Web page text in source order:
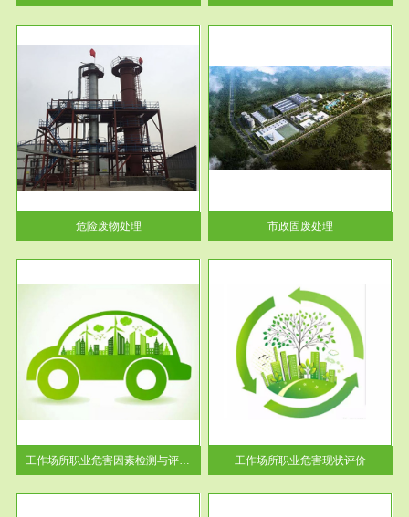
危险废物处理
服务范围
市政固废处理
蔚蓝生态环境科技所从事的市政
废物处理业务包括市政废物的处
理处...
市政固废处理
工作场所职业危害因素检测与评价...
服务范围
工作场所职业危害现状评价
【现状评价意义】：具体因素---
-通过质谱分析等多种手段明确
工作场...
工作场所职业危害现状评价